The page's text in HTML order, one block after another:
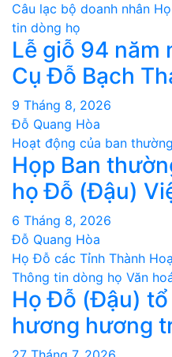
viết
Câu lạc bộ doanh nhân
tin dòng họ
Lễ giỗ 94 năm
Cụ Đỗ Bạch
9 Tháng 8, 2026
Đỗ Quang Hòa
Hoạt động của ban
Họp Ban
họ Đỗ (Đậu)
6 Tháng 8, 2026
Đỗ Quang Hòa
Họ Đỗ các Tỉnh Thành
Thông tin dòng họ Văn
Họ Đỗ (Đậu)
hương hương